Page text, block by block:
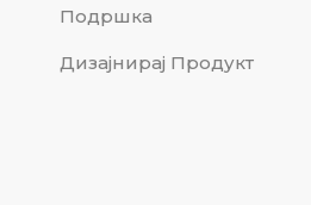
Подршка
Дизајнирај Продукт